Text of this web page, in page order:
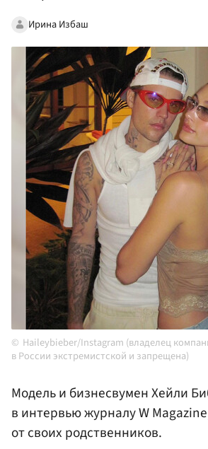
Ирина Избаш
Haileybieber/Instagram (владелец
в России экстремистской и запрещена)
Модель и бизнесвумен Хейли
в интервью журналу W
от своих родственников.